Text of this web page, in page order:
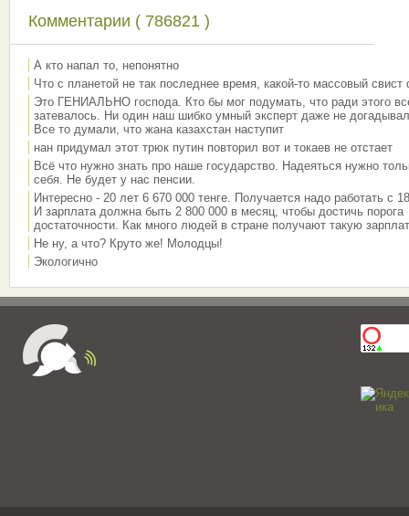
Комментарии ( 786821 )
А кто напал то, непонятно
Что с планетой не так последнее время, какой-то массовый свист
Это ГЕНИАЛЬНО господа. Кто бы мог подумать, что ради этого
затевалось. Ни один наш шибко умный эксперт даже не
Все то думали, что жана казахстан наступит
нан придумал этот трюк путин повторил вот и токаев не отстает
Всё что нужно знать про наше государство. Надеяться нужно
себя. Не будет у нас пенсии.
Интересно - 20 лет 6 670 000 тенге. Получается надо работать с
И зарплата должна быть 2 800 000 в месяц, чтобы достичь порога
достаточности. Как много людей в стране получают такую
Не ну, а что? Круто же! Молодцы!
Экологично